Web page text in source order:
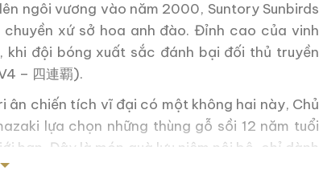
ngôi vương vào năm 2000, Suntory Sunbirds
xứ sở hoa anh đào. Đỉnh cao của vinh
, khi đội bóng xuất sắc đánh bại đối thủ truyền
– 四連覇).
ân chiến tích vĩ đại có một không hai này, Chủ
lựa chọn những thùng gỗ sồi 12 năm tuổi
hạn. Đây là món quà lưu niệm nội bộ, chỉ dành
viên vô địch và các đối tác ngoại giao siêu